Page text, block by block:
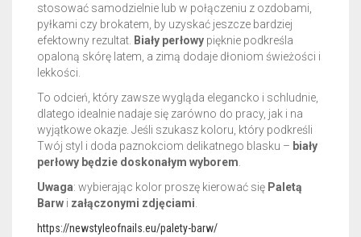
stosować samodzielnie lub w połączeniu z ozdobami,
pyłkami czy brokatem, by uzyskać jeszcze bardziej
efektowny rezultat. Biały perłowy pięknie podkreśla
opaloną skórę latem, a zimą dodaje dłoniom świeżości i
lekkości.
To odcień, który zawsze wygląda elegancko i schludnie,
dlatego idealnie nadaje się zarówno do pracy, jak i na
wyjątkowe okazje. Jeśli szukasz koloru, który podkreśli
Twój styl i doda paznokciom delikatnego blasku – biały
perłowy będzie doskonałym wyborem
Uwaga: wybierając kolor proszę kierować się Paletą
Barw i załączonymi zdjęciami
https://newstyleofnails.eu/palety-barw/